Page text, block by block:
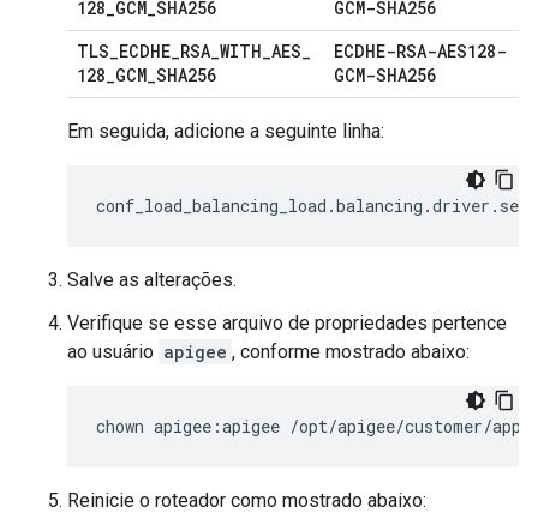
128 GCM SHA256
GCM-SHA256
TLS ECDHE RSA WITH AES
128 GCM SHA256
ECDHE-RSA-AES128-
GCM-SHA256
Em seguida, adicione a seguinte linha:
conf_load_balancing_load .balancing .driver .
Salve as alterações.
Verifique se esse arquivo de propriedades pertence
ao usuário apigee , conforme mostrado abaixo:
chown apigee:apigee /opt/apigee/customer/
Reinicie o roteador como mostrado abaixo: